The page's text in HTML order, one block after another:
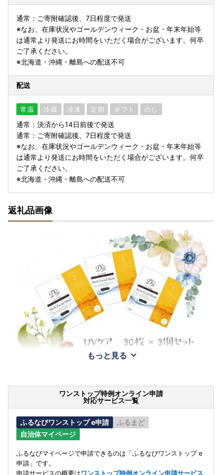
通常：ご寄附確認後、7日程度で発送
※なお、在庫状況やゴールデンウィーク・お盆・年末年始等
は通常より発送にお時間をいただく場合がございます。何卒
ご了承ください。
※北海道・沖縄・離島への配送不可
配送
常温 冷蔵 冷凍 定期 ギフト のし
通常：決済から14日前後で発送
通常：ご寄附確認後、7日程度で発送
※なお、在庫状況やゴールデンウィーク・お盆・年末年始等
は通常より発送にお時間をいただく場合がございます。何卒
ご了承ください。
※北海道・沖縄・離島への配送不可
返礼品画像
もっと見る
ワンストップ特例オンライン申請
対応サービス一覧
ふるなびワンストップ e申請
ふるまど
自治体マイページ
ふるなびマイページで申請できるのは「ふるなびワンストップ e
申請」です。
申請サービスの概要はワンストップ特例オンライン申請サービス